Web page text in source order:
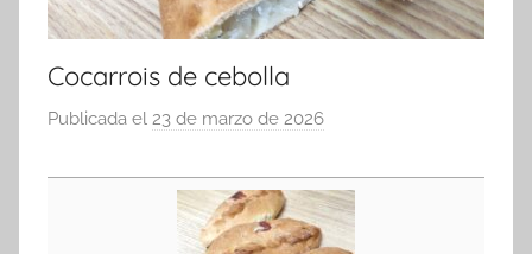
Cocarrois de cebolla
Publicada el 23 de marzo de 2026
r
a
d